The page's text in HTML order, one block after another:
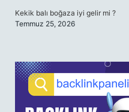
Kekik balı boğaza iyi gelir mi ?
Temmuz 25, 2026